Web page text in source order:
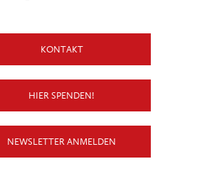
KONTAKT
HIER SPENDEN!
NEWSLETTER ANMELDEN